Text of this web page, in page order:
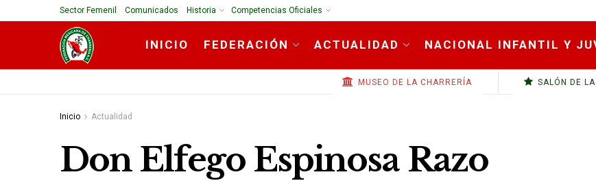
Sector Femenil Comunicados Historia Competencias Oficiales
INICIO FEDERACIÓN ACTUALIDAD NACIONAL INFANTIL Y
MUSEO DE LA CHARRERÍA SALÓN DE
Inicio Actualidad
Don Elfego Espinosa Razo